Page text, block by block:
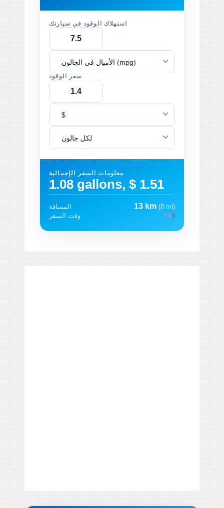
استهلاك الوقود في سيارتك
الأميال في الجالون (mpg)
سعر الوقود
$
لكل جالون
معلومات السفر الإجمالية
1.08 gallons, $ 1.51
المسافة 13 km (8 mi)
وقت السفر